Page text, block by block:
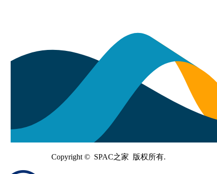
Copyright © SPAC之家 版权所有.